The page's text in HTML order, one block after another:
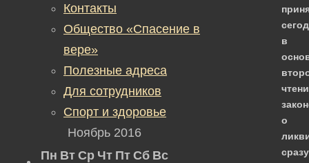
в
о
сразу
Контакты
Общество «Спасение в
вере»
Полезные адреса
Для сотрудников
Спорт и здоровье
Ноябрь 2016
Пн Вт Ср Чт Пт Сб Вс